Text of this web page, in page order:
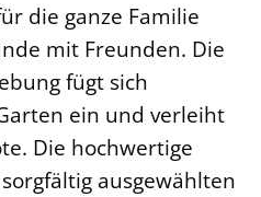
die ganze Familie
mit Freunden. Die
fügt sich
ein und verleiht
Die hochwertige
ausgewählten